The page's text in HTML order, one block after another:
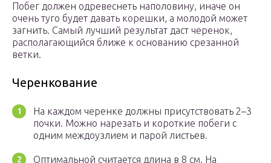
Побег должен одревеснеть наполовину, иначе он
очень туго будет давать корешки, а молодой может
загнить. Самый лучший результат даст черенок,
располагающийся ближе к основанию срезанной
ветки.
Черенкование
На каждом черенке должны присутствовать 2–3
почки. Можно нарезать и короткие побеги с
одним междоузлием и парой листьев.
Оптимальной считается длина в 8 см. На